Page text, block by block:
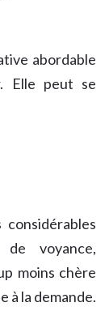
abordable
Elle peut se
voyance,
moins chère
à la demande.